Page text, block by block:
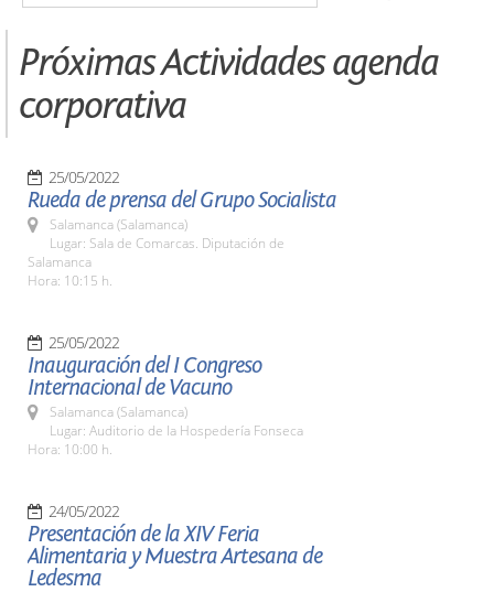
Próximas Actividades agenda
corporativa
25/05/2022
Rueda de prensa del Grupo Socialista
Salamanca (Salamanca)
Lugar: Sala de Comarcas. Diputación de
Salamanca
Hora: 10:15 h.
25/05/2022
Inauguración del I Congreso
Internacional de Vacuno
Salamanca (Salamanca)
Lugar: Auditorio de la Hospedería Fonseca
Hora: 10:00 h.
24/05/2022
Presentación de la XIV Feria
Alimentaria y Muestra Artesana de
Ledesma